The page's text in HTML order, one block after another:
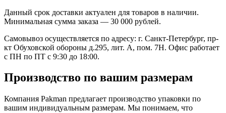
Данный срок доставки актуален для товаров в наличии.
Минимальная сумма заказа — 30 000 рублей.
Самовывоз осуществляется по адресу: г. Санкт-Петербург, пр-
кт Обуховской обороны д.295, лит. А, пом. 7Н. Офис работает
с ПН по ПТ с 9:30 до 18:00.
Производство по вашим размерам
Компания Pakman предлагает производство упаковки по
вашим индивидуальным размерам. Мы понимаем, что